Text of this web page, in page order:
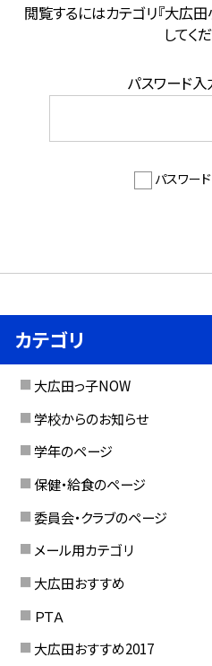
閲覧するにはカテゴリ『大広
してく
パスワード入
パスワー
カテゴリ
大広田っ子NOW
学校からのお知らせ
学年のページ
保健・給食のページ
委員会・クラブのページ
メール用カテゴリ
大広田おすすめ
ＰＴＡ
大広田おすすめ2017